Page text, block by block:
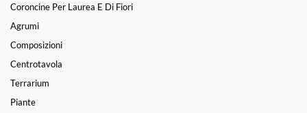
Coroncine Per Laurea E Di Fiori
Agrumi
Composizioni
Centrotavola
Terrarium
Piante